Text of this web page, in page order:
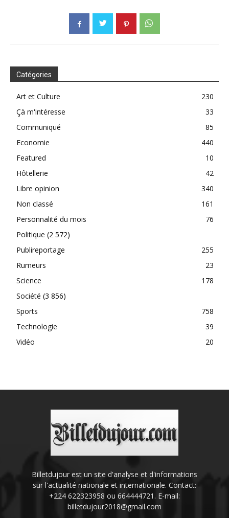
Catégories
Art et Culture
230
Çà m'intéresse
33
Communiqué
85
Economie
440
Featured
10
Hôtellerie
42
Libre opinion
340
Non classé
161
Personnalité du mois
76
Politique (2 572)
Publireportage
255
Rumeurs
23
Science
178
Société (3 856)
Sports
758
Technologie
39
Vidéo
20
Billetdujour est un site d'analyse et d'informations
sur l'actualité nationale et internationale. Contact:
+224 622323958 ou 664444721. E-mail:
billetdujour2018@gmail.com